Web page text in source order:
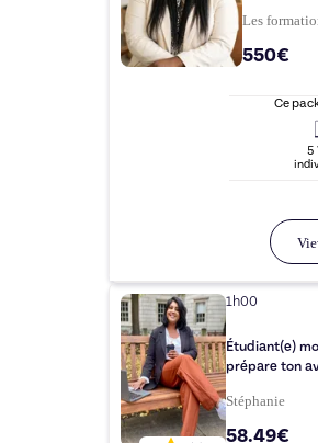
Les
550€
Ce
5
1h00
Étudiant(e)
prépare ton
Stéphanie
58.49€